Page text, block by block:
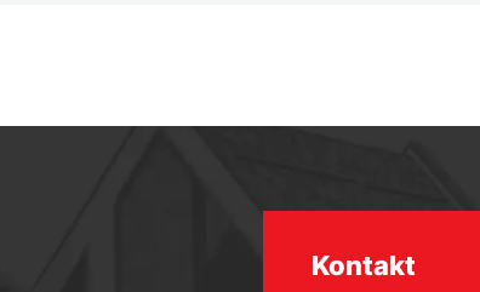
Kontakt